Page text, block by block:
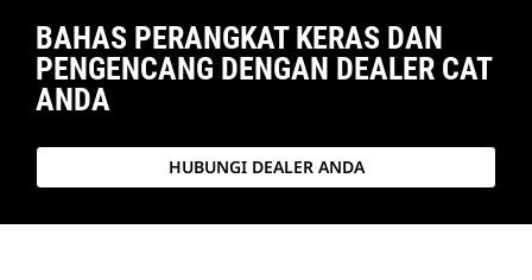
BAHAS PERANGKAT KERAS DAN
PENGENCANG DENGAN DEALER CAT
ANDA
HUBUNGI DEALER ANDA